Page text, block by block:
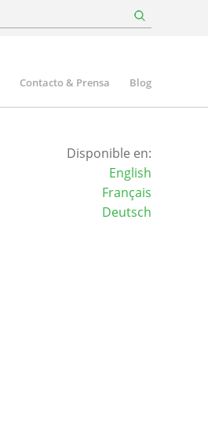
Contacto & Prensa Blog
Disponible en:
English
Français
Deutsch